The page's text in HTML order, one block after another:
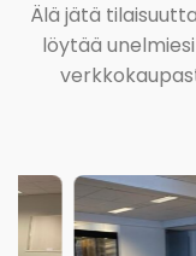
Älä jätä
löytää